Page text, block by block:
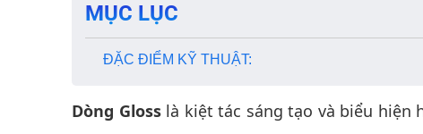
MỤC LỤC
ĐẶC ĐIỂM KỸ THUẬT:
Dòng Glosslà kiệt tác sáng tạo và biểu hiện